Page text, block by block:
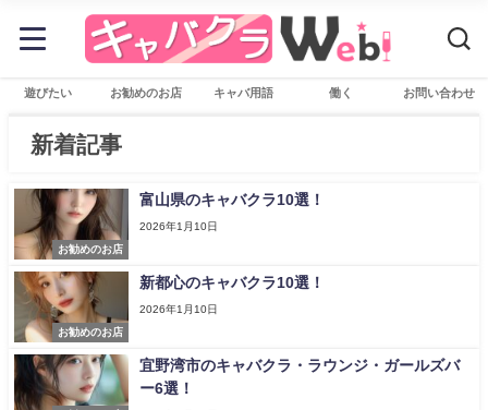
遊びたい お勧めのお店 キャバ用語 働く お問い合わせ
新着記事
お勧めのお店
富山県のキャバクラ10選！
2026年1月10日
お勧めのお店
新都心のキャバクラ10選！
2026年1月10日
宜野湾市のキャバクラ・ラウンジ・ガールズバ
ー6選！